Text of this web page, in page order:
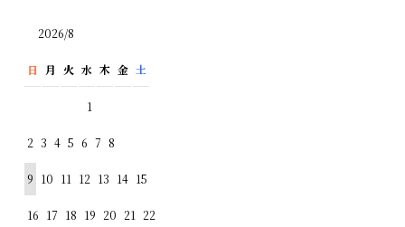
2026/8
日 月 火 水 木 金 土
1
2 3 4 5 6 7 8
9 10 11 12 13 14 15
16 17 18 19 20 21 22